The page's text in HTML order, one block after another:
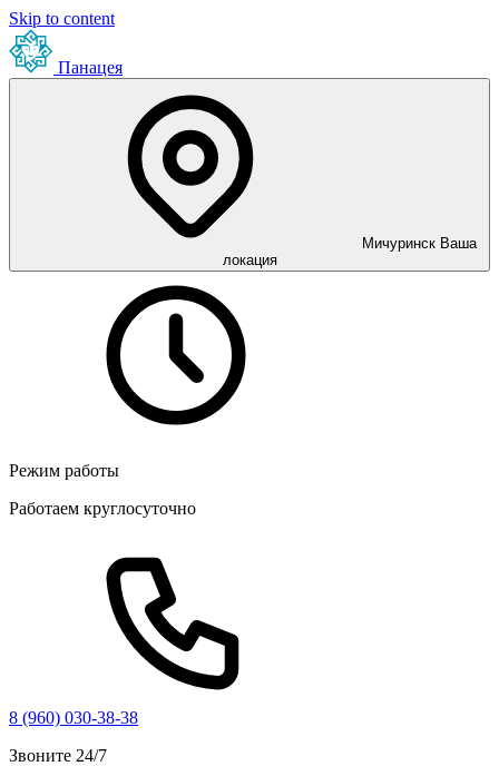
Skip to content
Панацея
Мичуринск Ваша
локация
Режим работы
Работаем круглосуточно
8 (960) 030-38-38
Звоните 24/7